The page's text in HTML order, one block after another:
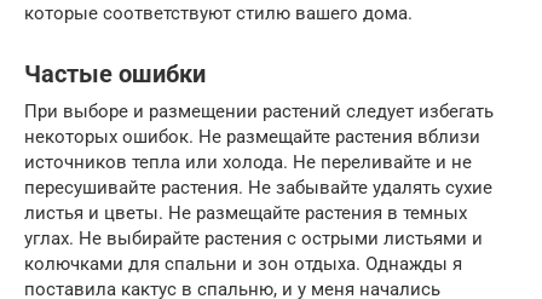
которые соответствуют стилю вашего дома.
Частые ошибки
При выборе и размещении растений следует избегать
некоторых ошибок. Не размещайте растения вблизи
источников тепла или холода. Не переливайте и не
пересушивайте растения. Не забывайте удалять сухие
листья и цветы. Не размещайте растения в темных
углах. Не выбирайте растения с острыми листьями и
колючками для спальни и зон отдыха. Однажды я
поставила кактус в спальню, и у меня начались